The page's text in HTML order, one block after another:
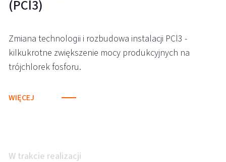
(PCl3)
Zmiana technologii i rozbudowa instalacji PCl3 -
kilkukrotne zwiększenie mocy produkcyjnych na
trójchlorek fosforu.
WIĘCEJ
W trakcie realizacji